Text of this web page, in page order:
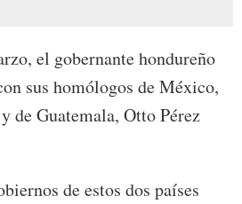
el gobernante hondureño
sus homólogos de México,
de Guatemala, Otto Pérez
de estos dos países